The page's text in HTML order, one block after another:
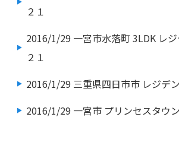
２１
2016/1/29 一宮市水落町 3LDK レ
２１
2016/1/29 三重県四日市市 レジデ
2016/1/29 一宮市 プリンセスタウ